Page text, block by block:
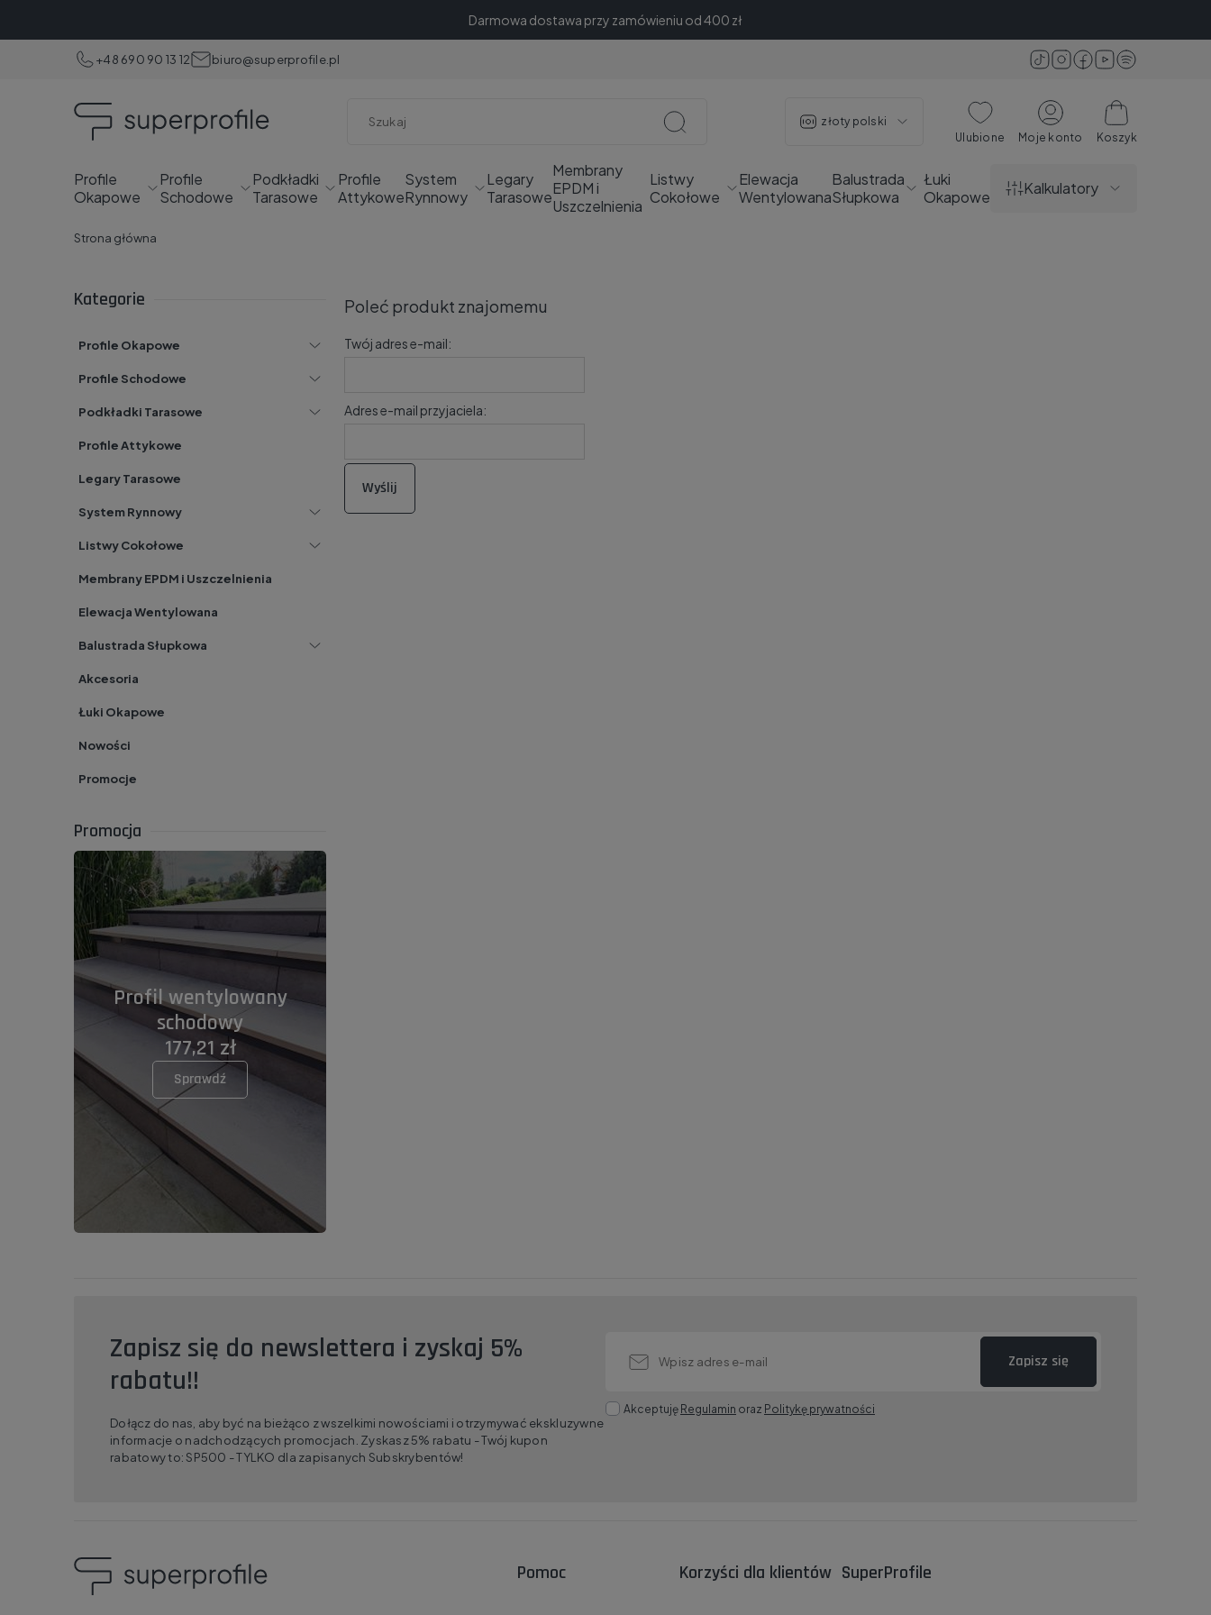
Darmowa dostawa przy zamówieniu od 400 zł
+48 690 90 13 12 biuro@superprofile.pl
złoty polski
Ulubione
Moje konto Koszyk
Profile
Okapowe
Profile
Schodowe
Podkładki
Tarasowe
Profile
Attykowe
System
Rynnowy
Legary
Tarasowe
Membrany
EPDM i
Uszczelnienia
Listwy
Cokołowe
Elewacja
Wentylowana
Balustrada
Słupkowa
Łuki
Okapowe
Kalkulatory
Strona główna
Kategorie
Profile Okapowe
Profile Schodowe
Podkładki Tarasowe
Profile Attykowe
Legary Tarasowe
System Rynnowy
Listwy Cokołowe
Membrany EPDM i Uszczelnienia
Elewacja Wentylowana
Balustrada Słupkowa
Akcesoria
Łuki Okapowe
Nowości
Promocje
Promocja
Profil wentylowany
schodowy
177,21 zł
Sprawdź
Poleć produkt znajomemu
Twój adres e-mail:
Adres e-mail przyjaciela:
Wyślij
Zapisz się do newslettera i zyskaj 5%
rabatu!!
Dołącz do nas, aby być na bieżąco z wszelkimi nowościami i otrzymywać ekskluzywne
informacje o nadchodzących promocjach. Zyskasz 5% rabatu - Twój kupon
rabatowy to: SP500 - TYLKO dla zapisanych Subskrybentów!
Zapisz się
Akceptuję Regulamin oraz Politykę prywatności
Pomoc Korzyści dla klientów SuperProfile